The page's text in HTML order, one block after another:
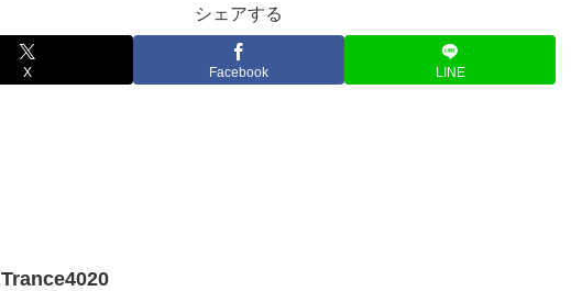
シェアする
X Facebook LINE
Trance4020